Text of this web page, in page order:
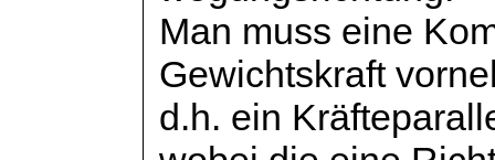
Man muss eine
Gewichtskraft
d.h. ein